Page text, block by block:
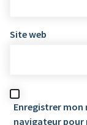
Site web
Enregistrer mon
navigateur